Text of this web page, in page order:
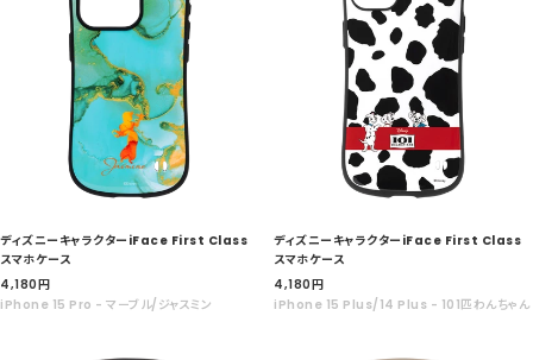
ディズニーキャラクターiFace First Class
スマホケース
セ
ー
4,180円
iPhone 15 Pro - マーブル/ジャスミン
ディズニーキャラクターiFace First Class
スマホケース
セ
ー
4,180円
iPhone 15 Plus/14 Plus - 101匹わんちゃん